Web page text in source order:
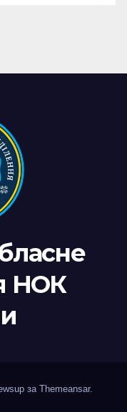
НОК
за Themeansar.